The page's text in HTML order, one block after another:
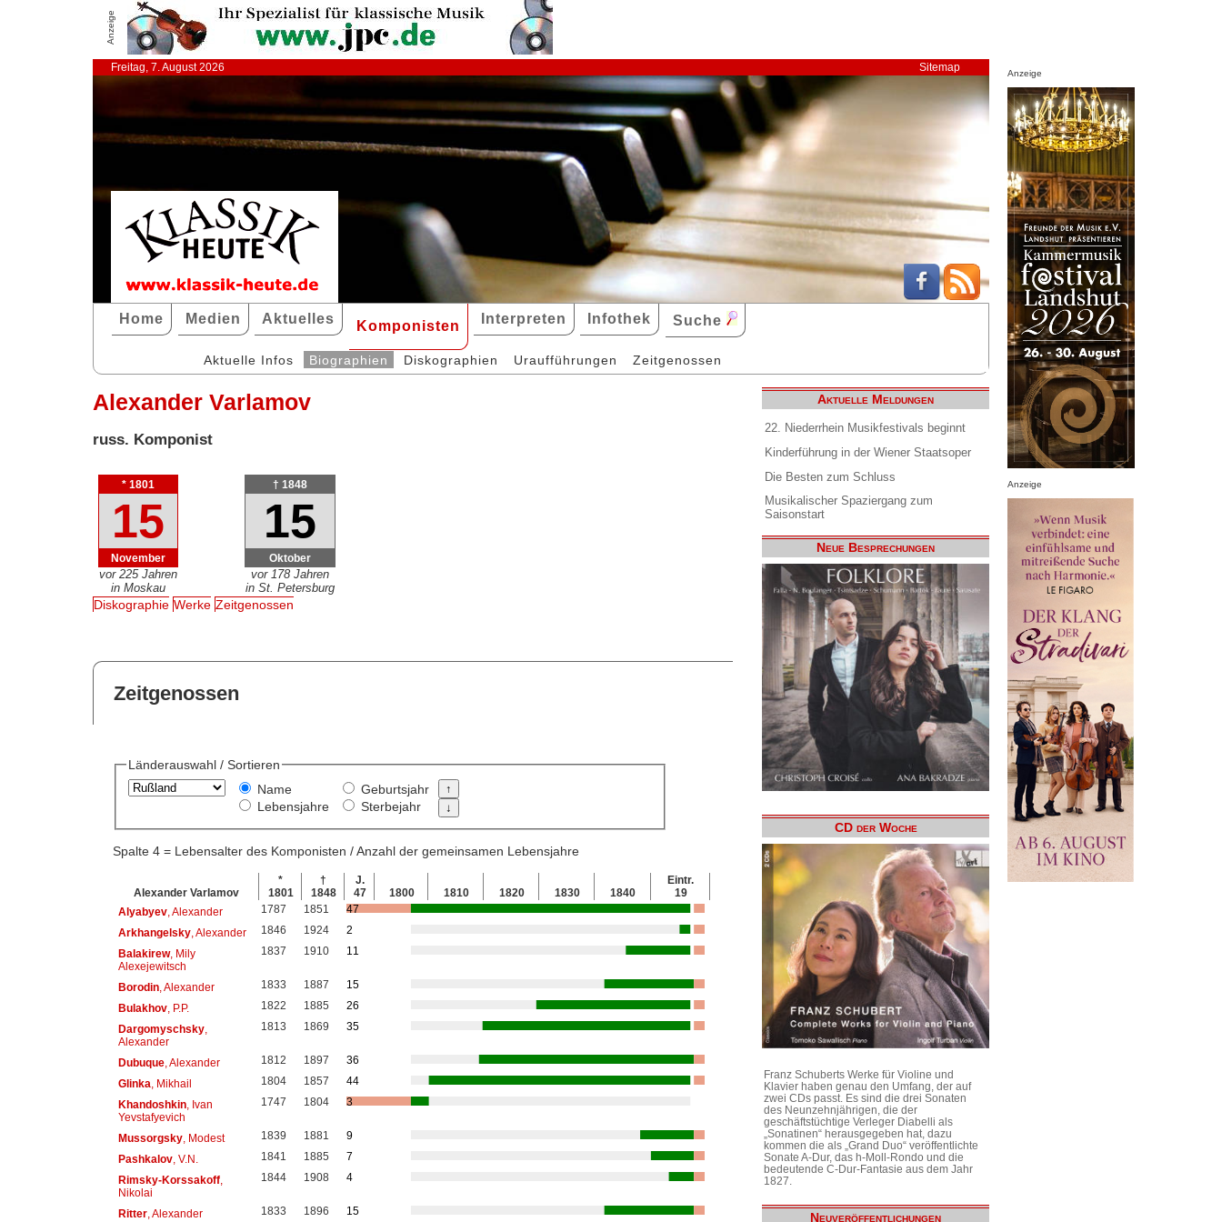
Anzeige
Freitag, 7. August 2026 Sitemap
Home Medien Aktuelles Komponisten Interpreten Infothek Suche
Aktuelle Infos Biographien Diskographien Uraufführungen Zeitgenossen
Alexander Varlamov
russ. Komponist
* 1801
15
November
vor 225 Jahren
in Moskau
† 1848
15
Oktober
vor 178 Jahren
in St. Petersburg
Diskographie Werke Zeitgenossen
Zeitgenossen
Länderauswahl / Sortieren
Name
Lebensjahre
Geburtsjahr
Sterbejahr
Spalte 4 = Lebensalter des Komponisten / Anzahl der gemeinsamen Lebensjahre
Alexander Varlamov
*
1801
†
1848
J.
47
1800 1810 1820 1830 1840
Eintr.
19
Alyabyev, Alexander 1787 1851
47
Arkhangelsky, Alexander 1846 1924
2
Balakirew, Mily
Alexejewitsch
1837 1910 11
Borodin, Alexander 1833 1887
15
Bulakhov, P.P. 1822 1885
26
Dargomyschsky,
Alexander
1813 1869 35
Dubuque, Alexander 1812 1897
36
Glinka , Mikhail 1804 1857
44
Khandoshkin, Ivan
Yevstafyevich
1747 1804 3
Mussorgsky, Modest 1839 1881
9
Pashkalov, V.N. 1841 1885
7
Rimsky-Korssakoff,
Nikolai
1844 1908 4
Ritter, Alexander 1833 1896 15
Aktuelle Meldungen
22. Niederrhein Musikfestivals beginnt
Kinderführung in der Wiener Staatsoper
Die Besten zum Schluss
Musikalischer Spaziergang zum
Saisonstart
Neue Besprechungen
CD der Woche
Franz Schuberts Werke für Violine und
Klavier haben genau den Umfang, der auf
zwei CDs passt. Es sind die drei Sonaten
des Neunzehnjährigen, die der
geschäftstüchtige Verleger Diabelli als
„Sonatinen“ herausgegeben hat, dazu
kommen die als „Grand Duo“ veröffentlichte
Sonate A-Dur, das h-Moll-Rondo und die
bedeutende C-Dur-Fantasie aus dem Jahr
1827.
Neuveröffentlichungen
Anzeige
Anzeige